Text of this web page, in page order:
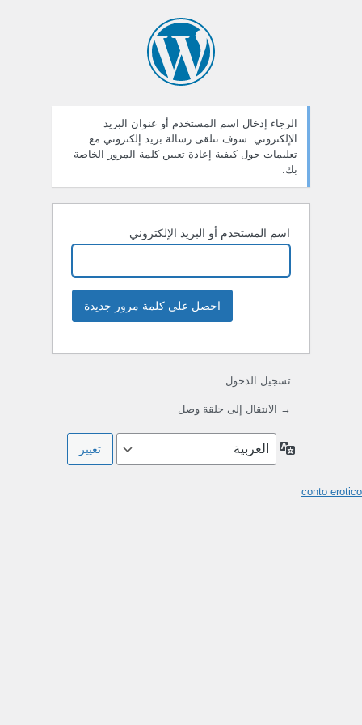
الرجاء إدخال اسم المستخدم أو عنوان البريد
الإلكتروني. سوف تتلقى رسالة بريد إلكتروني مع
تعليمات حول كيفية إعادة تعيين كلمة المرور الخاصة
بك.
اسم المستخدم أو البريد الإلكتروني
تسجيل الدخول
→ الانتقال إلى حلقة وصل
اللغة
conto erotico